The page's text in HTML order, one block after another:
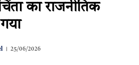
का राजनीतिक
25/06/2026